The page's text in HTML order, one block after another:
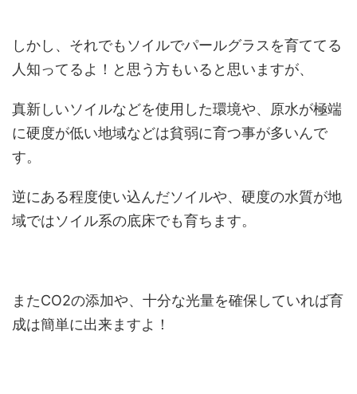
しかし、それでもソイルでパールグラスを育ててる
人知ってるよ！と思う方もいると思いますが、
真新しいソイルなどを使用した環境や、原水が極端
に硬度が低い地域などは貧弱に育つ事が多いんで
す。
逆にある程度使い込んだソイルや、硬度の水質が地
域ではソイル系の底床でも育ちます。
またCO2の添加や、十分な光量を確保していれば育
成は簡単に出来ますよ！